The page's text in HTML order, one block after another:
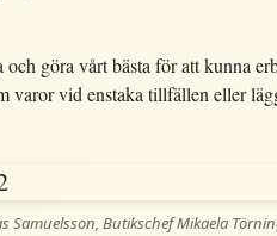
göra vårt bästa för att kunna
varor vid enstaka tillfällen eller
Samuelsson, Butikschef Mikaela